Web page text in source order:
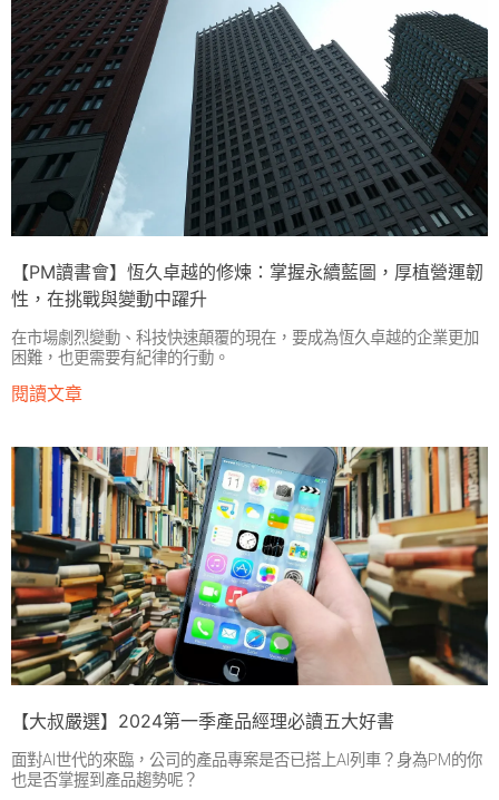
【PM讀書會】恆久卓越的修煉：掌握永續藍圖，厚植營運韌
性，在挑戰與變動中躍升
在市場劇烈變動、科技快速顛覆的現在，要成為恆久卓越的企業更加
困難，也更需要有紀律的行動。
閱讀文章
【大叔嚴選】2024第一季產品經理必讀五大好書
面對AI世代的來臨，公司的產品專案是否已搭上AI列車？身為PM的你
也是否掌握到產品趨勢呢？